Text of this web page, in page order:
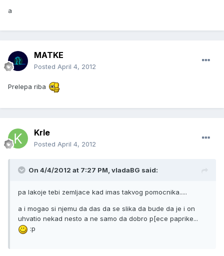
a
MATKE
Posted April 4, 2012
Prelepa riba
Krle
Posted April 4, 2012
On 4/4/2012 at 7:27 PM, vladaBG said:
pa lakoje tebi zemljace kad imas takvog pomocnika.....
a i mogao si njemu da das da se slika da bude da je i on
uhvatio nekad nesto a ne samo da dobro p[ece paprike...
:p